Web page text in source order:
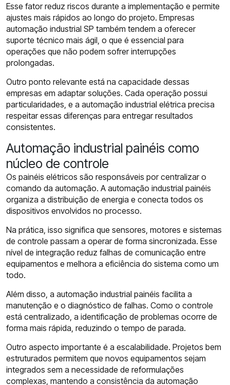
Esse fator reduz riscos durante a implementação e permite
ajustes mais rápidos ao longo do projeto. Empresas
automação industrial SP também tendem a oferecer
suporte técnico mais ágil, o que é essencial para
operações que não podem sofrer interrupções
prolongadas.
Outro ponto relevante está na capacidade dessas
empresas em adaptar soluções. Cada operação possui
particularidades, e a automação industrial elétrica precisa
respeitar essas diferenças para entregar resultados
consistentes.
Automação industrial painéis como
núcleo de controle
Os painéis elétricos são responsáveis por centralizar o
comando da automação. A automação industrial painéis
organiza a distribuição de energia e conecta todos os
dispositivos envolvidos no processo.
Na prática, isso significa que sensores, motores e sistemas
de controle passam a operar de forma sincronizada. Esse
nível de integração reduz falhas de comunicação entre
equipamentos e melhora a eficiência do sistema como um
todo.
Além disso, a automação industrial painéis facilita a
manutenção e o diagnóstico de falhas. Como o controle
está centralizado, a identificação de problemas ocorre de
forma mais rápida, reduzindo o tempo de parada.
Outro aspecto importante é a escalabilidade. Projetos bem
estruturados permitem que novos equipamentos sejam
integrados sem a necessidade de reformulações
complexas, mantendo a consistência da automação